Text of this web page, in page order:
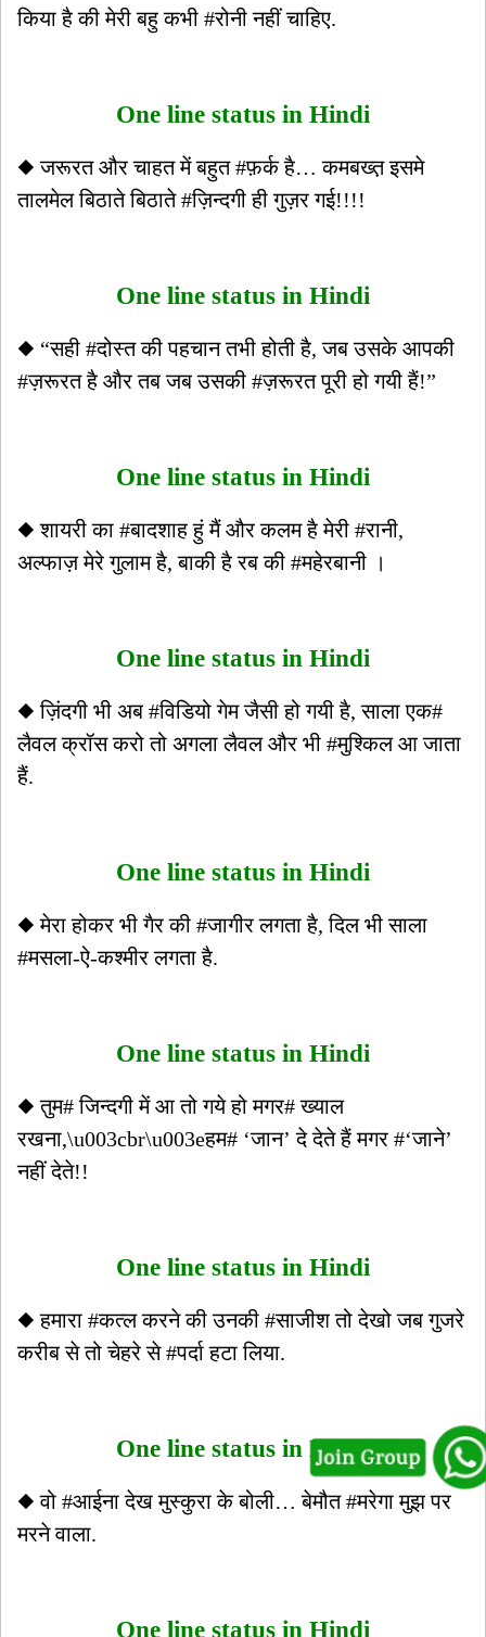
किया है की मेरी बहु कभी #रोनी नहीं चाहिए.
One line status in Hindi
◆ जरूरत और चाहत में बहुत #फ़र्क है… कमबख्त़ इसमे
तालमेल बिठाते बिठाते #ज़िन्दगी ही गुज़र गई!!!!
One line status in Hindi
◆ “सही #दोस्त की पहचान तभी होती है, जब उसके आपकी
#ज़रूरत है और तब जब उसकी #ज़रूरत पूरी हो गयी हैं!”
One line status in Hindi
◆ शायरी का #बादशाह हुं मैं और कलम है मेरी #रानी,
अल्फाज़ मेरे गुलाम है, बाकी है रब की #महेरबानी ।
One line status in Hindi
◆ ज़िंदगी भी अब #विडियो गेम जैसी हो गयी है, साला एक#
लैवल क्रॉस करो तो अगला लैवल और भी #मुश्किल आ जाता
हैं.
One line status in Hindi
◆ मेरा होकर भी गैर की #जागीर लगता है, दिल भी साला
#मसला-ऐ-कश्मीर लगता है.
One line status in Hindi
◆ तुम# जिन्दगी में आ तो गये हो मगर# ख्याल
रखना,\u003cbr\u003eहम# ‘जान’ दे देते हैं मगर #‘जाने’
नहीं देते!!
One line status in Hindi
◆ हमारा #कत्ल करने की उनकी #साजीश तो देखो जब गुजरे
करीब से तो चेहरे से #पर्दा हटा लिया.
One line status in Hindi
◆ वो #आईना देख मुस्कुरा के बोली… बेमौत #मरेगा मुझ पर
मरने वाला.
One line status in Hindi